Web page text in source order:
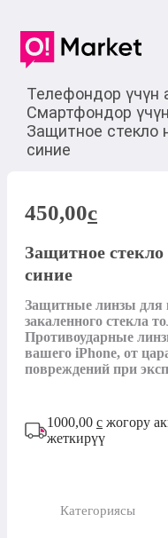
Телефондор үчүн
Смартфондор
Защитное стекло
синие
450,00c
Защитное стекло
синие
Защитные линзы для
закаленного стекла
Противоударные
вашего iPhone, от
повреждений при
1000,00 с жогору
жеткирүү
Категориясы